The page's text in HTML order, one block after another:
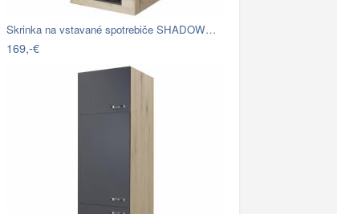
Skrinka na vstavané spotrebiče SHADOW…
169,-€